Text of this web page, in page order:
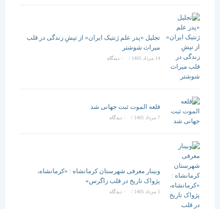
تجلیل «پدر علم ژنتیک ایران» از تپشِ زندگی در قلب
میراث شوشتر
14 مرداد 1405 / ۰ دیدگاه
قلعه الموت ثبت جهانی شد
/ ۰ دیدگاه
وبینار معرفی شهرستان کرمانشاه : «کرمانشاه،
پژواک تاریخ در قلب زاگرس»
5 مرداد 1405 / ۰ دیدگاه